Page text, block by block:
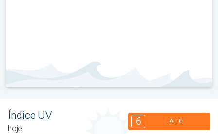
Índice UV
hoje
6 ALTO